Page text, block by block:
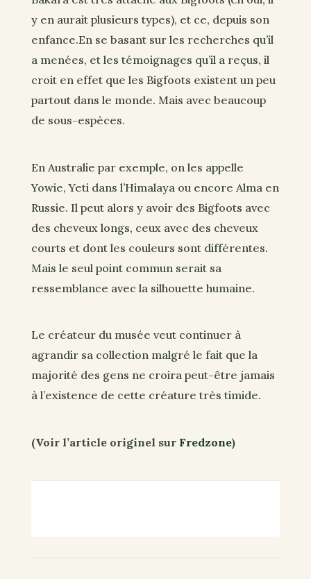
y en aurait plusieurs types), et ce, depuis son
enfance.En se basant sur les recherches qu’il
a menées, et les témoignages qu’il a reçus, il
croit en effet que les Bigfoots existent un peu
partout dans le monde. Mais avec beaucoup
de sous-espèces.
En Australie par exemple, on les appelle
Yowie, Yeti dans l’Himalaya ou encore Alma en
Russie. Il peut alors y avoir des Bigfoots avec
des cheveux longs, ceux avec des cheveux
courts et dont les couleurs sont différentes.
Mais le seul point commun serait sa
ressemblance avec la silhouette humaine.
Le créateur du musée veut continuer à
agrandir sa collection malgré le fait que la
majorité des gens ne croira peut-être jamais
à l’existence de cette créature très timide.
(Voir l’article originel sur Fredzone)